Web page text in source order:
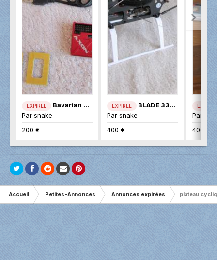
EXPIREE
Bavarian AXON
Par snake
200 €
EXPIREE
BLADE 330S
Par snake
400 €
EXPIREE
Par
400 €
Accueil Petites-Annonces Annonces expirées plateau